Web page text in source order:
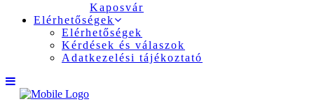
Kaposvár
Elérhetőségek
Elérhetőségek
Kérdések és válaszok
Adatkezelési tájékoztató